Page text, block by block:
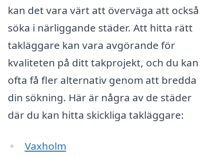
kan det vara värt att överväga att också
söka i närliggande städer. Att hitta rätt
takläggare kan vara avgörande för
kvaliteten på ditt takprojekt, och du kan
ofta få fler alternativ genom att bredda
din sökning. Här är några av de städer
där du kan hitta skickliga takläggare:
Vaxholm